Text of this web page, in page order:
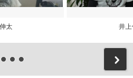
太 井上